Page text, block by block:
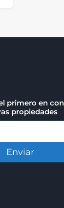
primero en
propiedades
Enviar